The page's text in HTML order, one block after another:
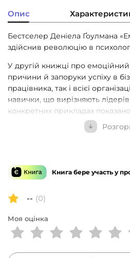
Опис
Бестселер Деніела Ґоулмана
здійснив революцію в
У другій книжці про емоційний
причини й запоруки успіху в
працівника, так і всієї
навички, що вирізняють лідерів
конкретних прикладах
самоконтроль, комунікативні
працювати в команді — тобто
досвід. І що вища посада
навички.
Ґоулман наголошує на тому, що
нашої кар’єри, а також дає нам
підвищення власної
Книга бере участь у
-- (0)
Моя оцінка